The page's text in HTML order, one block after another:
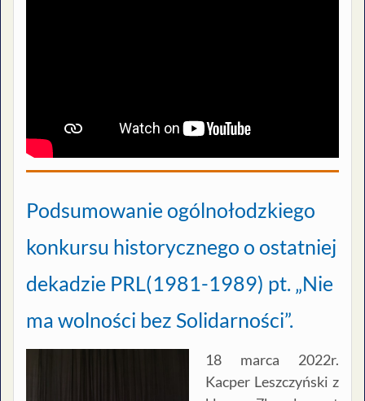
Podsumowanie ogólnołodzkiego
konkursu historycznego o ostatniej
dekadzie PRL(1981-1989) pt. „Nie
ma wolności bez Solidarności”.
18 marca 2022r.
Kacper Leszczyński z